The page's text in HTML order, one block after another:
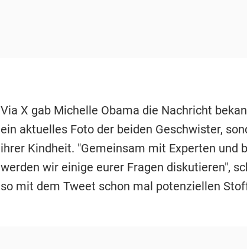
Via X gab Michelle Obama die Nachricht
ein aktuelles Foto der beiden Geschwister,
ihrer Kindheit. "Gemeinsam mit Experten und
werden wir einige eurer Fragen diskutieren",
so mit dem Tweet schon mal potenziellen